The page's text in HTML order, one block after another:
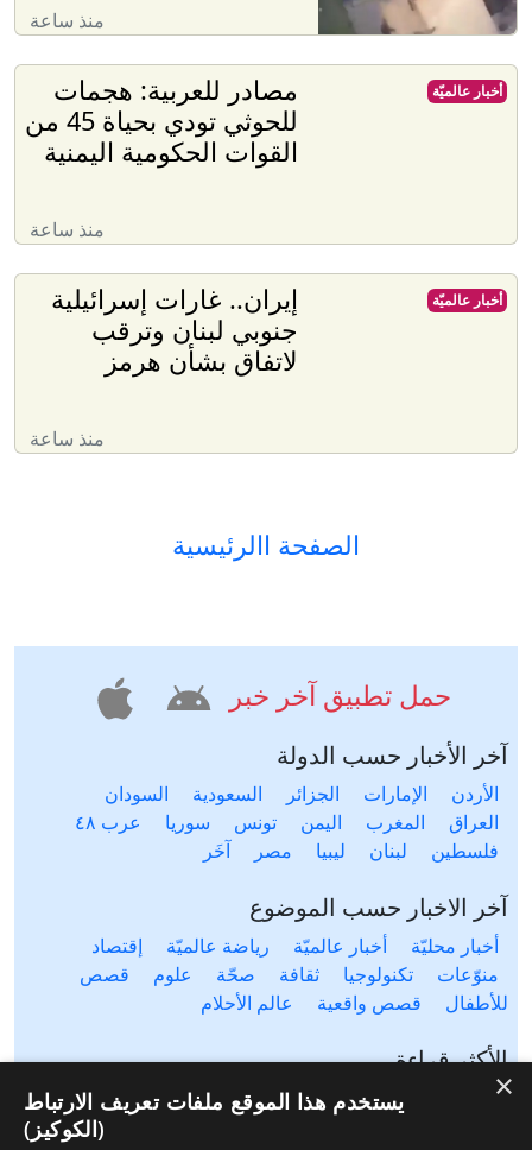
منذ ساعة
مصادر للعربية: هجمات
للحوثي تودي بحياة 45 من
القوات الحكومية اليمنية
منذ ساعة
أخبار عالميّة
إيران.. غارات إسرائيلية
جنوبي لبنان وترقب
لاتفاق بشأن هرمز
منذ ساعة
أخبار عالميّة
الصفحة االرئيسية
حمل تطبيق آخر خبر
آخر الأخبار حسب الدولة
الأردن الإمارات الجزائر السعودية
السودان
العراق
المغرب اليمن تونس سوريا
عرب ٤٨
فلسطين
لبنان ليبيا مصر آخَر
آخر الاخبار حسب الموضوع
أخبار محليّة أخبار عالميّة رياضة عالميّة
إقتصاد
منوّعات
تكنولوجيا ثقافة صحّة علوم
قصص
للأطفال
قصص واقعية عالم الأحلام
الأكثر قراءة
آخر ٢٤ ساعة آخر أسبوع آخر شهر ×
يستخدم هذا الموقع ملفات تعريف الارتباط
(الكوكيز)